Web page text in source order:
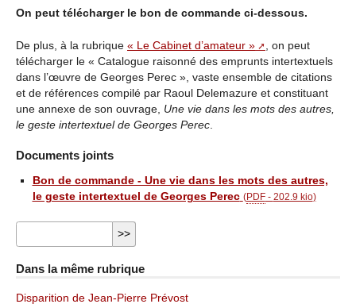
On peut télécharger le bon de commande ci-dessous.
De plus, à la rubrique « Le Cabinet d’amateur »
, on peut
télécharger le « Catalogue raisonné des emprunts intertextuels
dans l’œuvre de Georges Perec », vaste ensemble de citations
et de références compilé par Raoul Delemazure et constituant
une annexe de son ouvrage, Une vie dans les mots des autres,
le geste intertextuel de Georges Perec
Documents joints
Bon de commande - Une vie dans les mots des autres,
le geste intertextuel de Georges Perec (PDF- 202.9 kio)
Dans la même rubrique
Disparition de Jean-Pierre Prévost